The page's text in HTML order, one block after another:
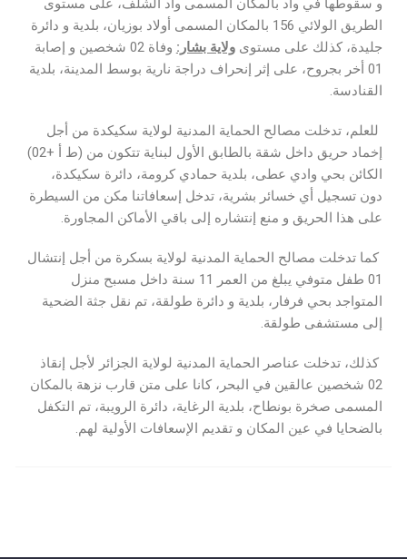
و سقوطها في واد بالمكان المسمى واد الشلف، على مستوى
الطريق الولائي 156 بالمكان المسمى أولاد بوزيان، بلدية و دائرة
جليدة، كذلك على مستوىولاية بشار:
وفاة 02 شخصين و إصابة
01 أخر بجروح، على إثر إنحراف دراجة نارية بوسط المدينة، بلدية
القنادسة.
للعلم، تدخلت مصالح الحماية المدنية لولاية سكيكدة من أجل
إخماد حريق داخل شقة بالطابق الأول لبناية تتكون من (ط أ +02)
الكائن بحي وادي عطى، بلدية حمادي كرومة، دائرة سكيكدة،
دون تسجيل أي خسائر بشرية، تدخل إسعافاتنا مكن من السيطرة
على هذا الحريق و منع إنتشاره إلى باقي الأماكن المجاورة.
كما تدخلت مصالح الحماية المدنية لولاية بسكرة من أجل إنتشال
01 طفل متوفي يبلغ من العمر 11 سنة داخل مسبح منزل
المتواجد بحي فرفار، بلدية و دائرة طولقة، تم نقل جثة الضحية
إلى مستشفى طولقة.
كذلك، تدخلت عناصر الحماية المدنية لولاية الجزائر لأجل إنقاذ
02 شخصين عالقين في البحر، كانا على متن قارب نزهة بالمكان
المسمى صخرة بونطاح، بلدية الرغاية، دائرة الرويبة، تم التكفل
بالضحايا في عين المكان و تقديم الإسعافات الأولية لهم.